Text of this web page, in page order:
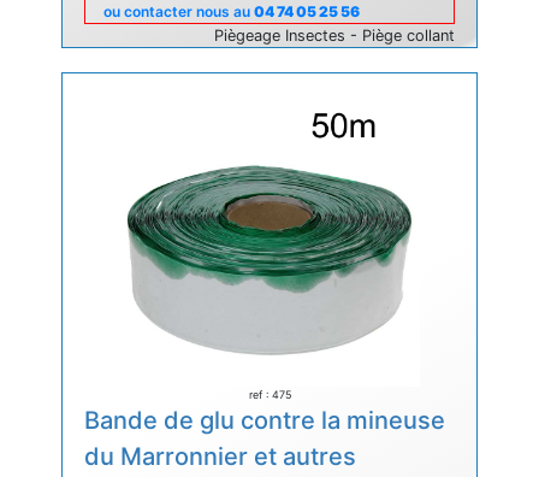
ou contacter nous au 04 74 05 25 56
Piègeage Insectes - Piège collant
ref : 475
Bande de glu contre la mineuse
du Marronnier et autres